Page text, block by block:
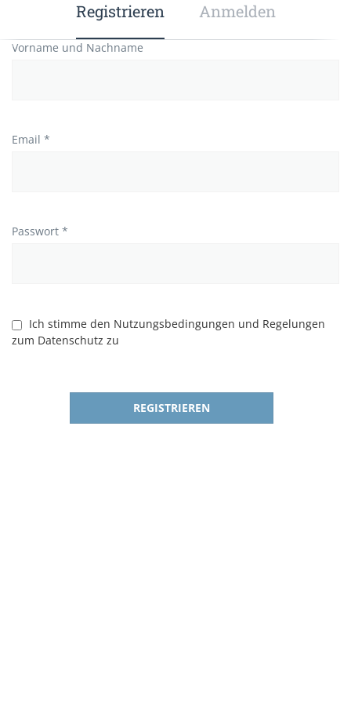
Registrieren Anmelden
Vorname und Nachname
Email *
Passwort *
Ich stimme den Nutzungsbedingungen und Regelungen
zum Datenschutz zu